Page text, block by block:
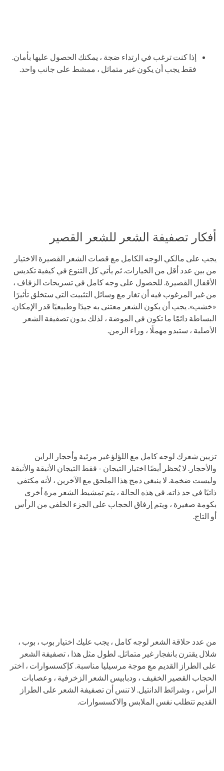
إذا كنت ترغب في ارتداء ضجة ، يمكنك الحصول عليها بأمان.
فقط يجب أن يكون غير متماثل ، ممشط على جانب واحد.
أفكار تصفيفة الشعر للشعر القصير
يجب على مالكي الوجه الكامل مع قصات الشعر القصيرة الاختيار
من بين عدد أقل من الخيارات. ثم يأتي كل التنوع في كيفية تكديس
الأقفال القصيرة. للحصول على وجه كامل في تسريحات الزفاف ،
من غير المرغوب فيه أن تغار مع وسائل التثبيت التي ستخلق تأثيرًا
«خشب». يجب أن يكون الشعر معتنى به جيدًا وطبيعيًا قدر الإمكان.
البساطة دائمًا ما تكون في الموضة ، لذلك بدون تصفيفة الشعر
الأصلية ، ستبدو مهملًا ، وراء الزمن.
تزيين شعرك لوجه كامل مع اللؤلؤ غير مرئية وأحجار الراين
والأحجار. لا يُحظر أيضًا اختيار التيجان - فقط التيجان الأنيقة والأنيقة
وليست ضخمة. لا ينبغي دمج هذا الملحق مع الآخرين ، لأنه مكتفي
ذاتيًا في حد ذاته. في هذه الحالة ، يتم تمشيط الشعر مرة أخرى
بكومة صغيرة ، ويتم إرفاق الحجاب على الجزء الخلفي من الرأس
أو التاج.
من عدد حلاقة الشعر لوجه كامل ، يجب عليك اختيار بوب ، بوب ،
شلال يقترن بانفجار غير متماثل. لطول مثل هذا ، تصفيفة الشعر
على الطراز القديم مع موجة مرسيليا مناسبة. كإكسسوارات ، اختر
الحجاب القصير الخفيف ، ودبابيس الشعر الزخرفية ، وعصابات
الرأس ، وشرائط الدانتيل. لا تنس أن تصفيفة الشعر على الطراز
القديم تتطلب نفس الملابس والاكسسوارات.